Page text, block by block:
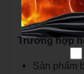
sử dụng và
Trường hợp
Sản phẩm